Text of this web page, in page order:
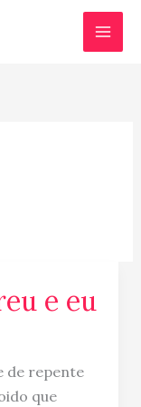
e eu
de repente
que